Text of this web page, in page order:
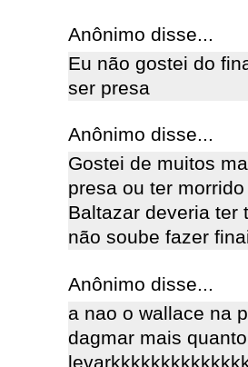
Anônimo disse...
Eu não gostei do
ser presa
Anônimo disse...
Gostei de muitos
presa ou ter
Baltazar deveria ter
não soube fazer
Anônimo disse...
a nao o wallace na
dagmar mais